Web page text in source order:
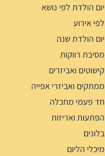
יום הולדת לפי נושא
לפי אירוע
יום הולדת שנה
מסיבת רווקות
קישוטים ואביזרים
ממתקים ואביזרי אפייה
חד פעמי מתכלה
הפתעות ואריזות
בלונים
מיכלי הליום